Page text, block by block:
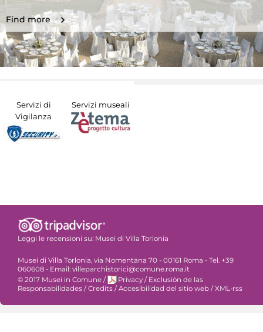
Find more
Servizi di
Vigilanza
Servizi museali
Leggi le recensioni su: Musei di Villa Torlonia
Musei di Villa Torlonia, via Nomentana 70 - 00161 Roma - Tel. +39
060608 - Email: villeparchistorici@comune.roma.it
© 2017 Musei in Comune / Privacy / Exclusiòn de las
Responsabilidades / Credits / Accesibilidad del sitio web / XML-rss